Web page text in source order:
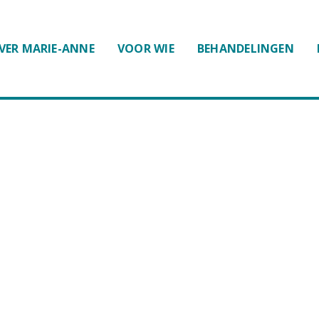
MARIE-ANNE VOOR WIE BEHANDELINGEN